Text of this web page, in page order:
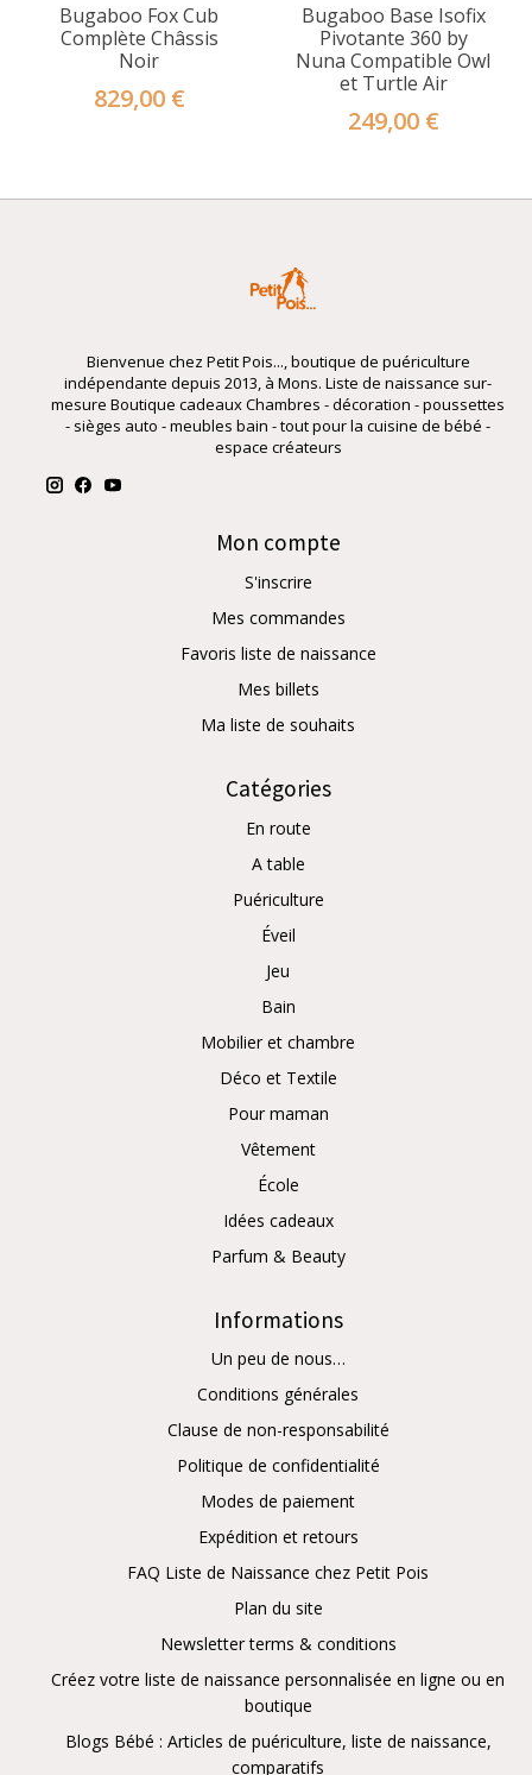
Bugaboo Fox Cub
Complète Châssis
Noir
829,00 €
Bugaboo Base Isofix
Pivotante 360 by
Nuna Compatible Owl
et Turtle Air
249,00 €
Bienvenue chez Petit Pois..., boutique de puériculture
indépendante depuis 2013, à Mons. Liste de naissance sur-
mesure Boutique cadeaux Chambres - décoration - poussettes
- sièges auto - meubles bain - tout pour la cuisine de bébé -
espace créateurs
Mon compte
S'inscrire
Mes commandes
Favoris liste de naissance
Mes billets
Ma liste de souhaits
Catégories
En route
A table
Puériculture
Éveil
Jeu
Bain
Mobilier et chambre
Déco et Textile
Pour maman
Vêtement
École
Idées cadeaux
Parfum & Beauty
Informations
Un peu de nous…
Conditions générales
Clause de non-responsabilité
Politique de confidentialité
Modes de paiement
Expédition et retours
FAQ Liste de Naissance chez Petit Pois
Plan du site
Newsletter terms & conditions
Créez votre liste de naissance personnalisée en ligne ou en
boutique
Blogs Bébé : Articles de puériculture, liste de naissance,
comparatifs